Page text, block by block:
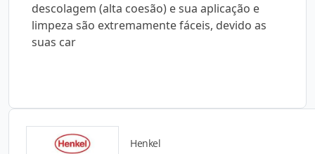
descolagem (alta coesão) e sua aplicação e
limpeza são extremamente fáceis, devido as
suas car
Henkel